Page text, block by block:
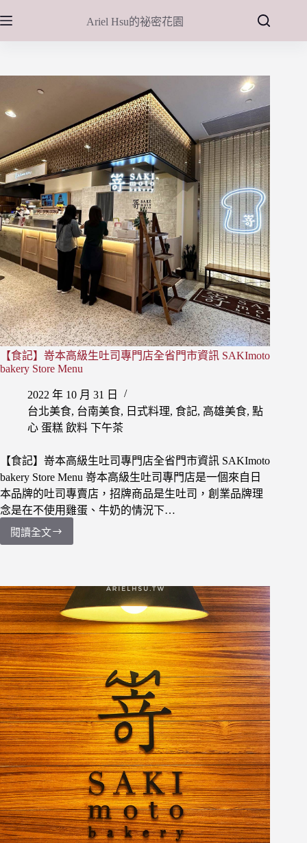
至
主
內
Ariel Hsu的祕密花園
【食記】嵜本高級生吐司專門店全省門市資訊 SAKImoto
bakery Store Menu
2022 年 10 月 31 日
台北美食, 台南美食, 日式料理, 食記, 高雄美食, 點
心 蛋糕 飲料 下午茶
【食記】嵜本高級生吐司專門店全省門市資訊 SAKImoto
bakery Store Menu 嵜本高級生吐司專門店是一個來自日
本品牌的吐司專賣店，招牌商品是生吐司，創業品牌理
念是在不使用雞蛋、牛奶的情況下…
閱讀全文
【食
高
級
生
吐
司
專
門
店
全
省
門
市
資
訊
SAKImoto
bakery
Store
Menu